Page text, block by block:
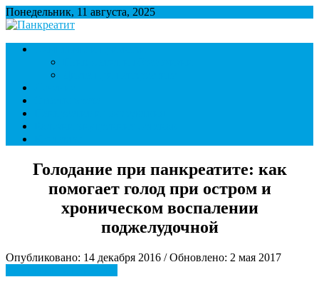
Понедельник, 11 августа, 2025
Панкреатит
Поджелудочная железа. Симптомы и лечение панкреатита.
Диета при панкреатите.
Голодание при панкреатите: как
помогает голод при остром и
хроническом воспалении
поджелудочной
Опубликовано: 14 декабря 2016 / Обновлено: 2 мая 2017